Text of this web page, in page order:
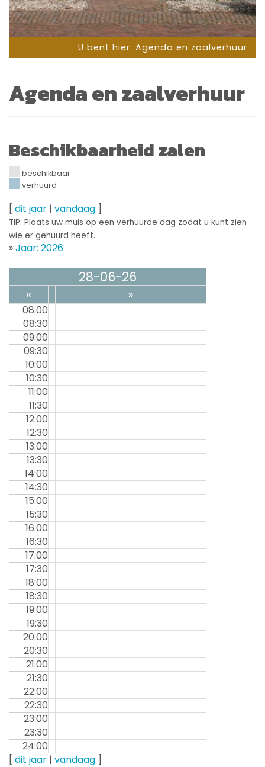
U bent hier: Agenda en zaalverhuur
Agenda en zaalverhuur
Beschikbaarheid zalen
beschikbaar
verhuurd
[ dit jaar | vandaag ]
TIP: Plaats uw muis op een verhuurde dag zodat u kunt zien
wie er gehuurd heeft.
»Jaar: 2026
28-06-26
«
»
08:00
08:30
09:00
09:30
10:00
10:30
11:00
11:30
12:00
12:30
13:00
13:30
14:00
14:30
15:00
15:30
16:00
16:30
17:00
17:30
18:00
18:30
19:00
19:30
20:00
20:30
21:00
21:30
22:00
22:30
23:00
23:30
24:00
[ dit jaar | vandaag ]